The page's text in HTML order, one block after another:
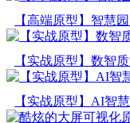
【高端原型】智慧
【实战原型】数智
【实战原型】AI智